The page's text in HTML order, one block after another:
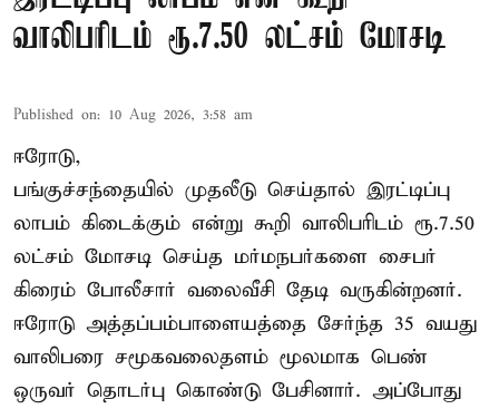
வாலிபரிடம் ரூ.7.50 லட்சம் மோசடி
Published on: 10 Aug 2026, 3:58 am
ஈரோடு,
பங்குச்சந்தையில் முதலீடு செய்தால் இரட்டிப்பு
லாபம் கிடைக்கும் என்று கூறி வாலிபரிடம் ரூ.7.50
லட்சம் மோசடி செய்த மர்மநபர்களை சைபர்
கிரைம் போலீசார் வலைவீசி தேடி வருகின்றனர்.
ஈரோடு அத்தப்பம்பாளையத்தை சேர்ந்த 35 வயது
வாலிபரை சமூகவலைதளம் மூலமாக பெண்
ஒருவர் தொடர்பு கொண்டு பேசினார். அப்போது